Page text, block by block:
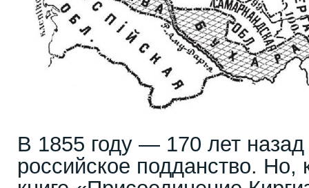
В 1855 году — 170 лет
российское подданство. Но,